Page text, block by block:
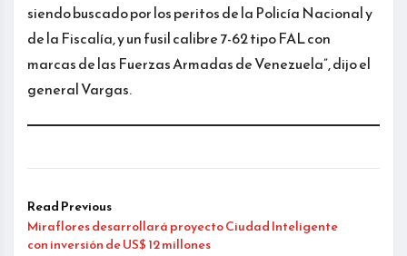
siendo buscado por los peritos de la Policía Nacional y
de la Fiscalía, y un fusil calibre 7-62 tipo FAL con
marcas de las Fuerzas Armadas de Venezuela”, dijo el
general Vargas.
Read Previous
Miraflores desarrollará proyecto Ciudad Inteligente
con inversión de US$ 12 millones